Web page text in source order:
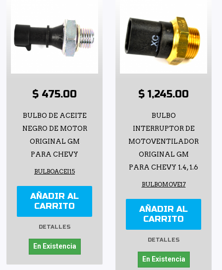
$ 475.00
BULBO DE ACEITE
NEGRO DE MOTOR
ORIGINAL GM
PARA CHEVY
BULBOACEI15
AÑADIR AL
CARRITO
DETALLES
En Existencia
$ 1,245.00
BULBO
INTERRUPTOR DE
MOTOVENTILADOR
ORIGINAL GM
PARA CHEVY 1.4, 1.6
BULBOMOVE17
AÑADIR AL
CARRITO
DETALLES
En Existencia